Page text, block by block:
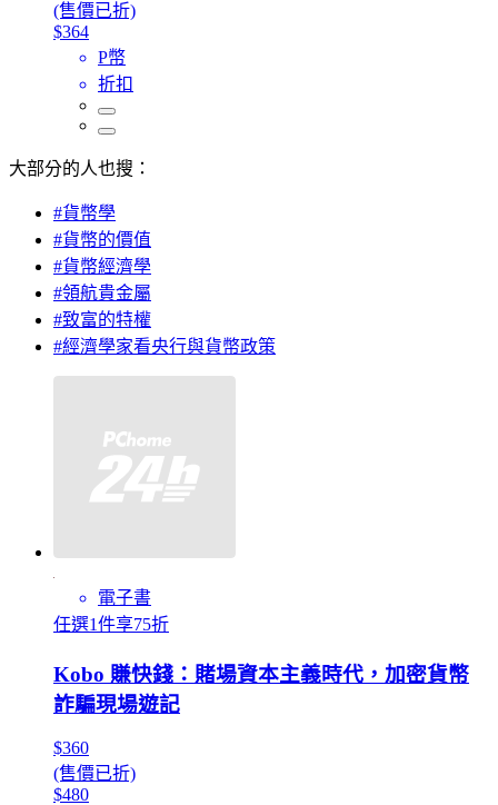
(售價已折)
$364
P幣
折扣
大部分的人也搜：
#貨幣學
#貨幣的價值
#貨幣經濟學
#領航貴金屬
#致富的特權
#經濟學家看央行與貨幣政策
電子書
任選1件享75折
Kobo 賺快錢：賭場資本主義時代，加密貨幣
詐騙現場遊記
$360
(售價已折)
$480